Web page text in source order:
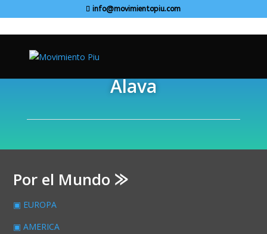
info@movimientopiu.com
Álava
Por el Mundo ⨠
▣ EUROPA
▣ AMERICA